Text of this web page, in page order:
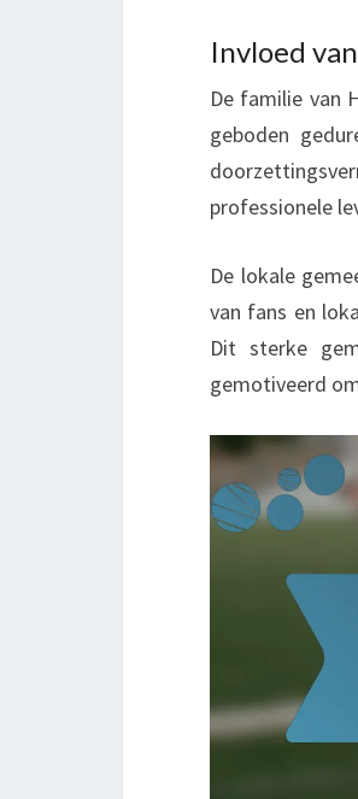
Invloed
De familie van
geboden
professionele
De lokale
van fans en
Dit sterke
gemotiveerd